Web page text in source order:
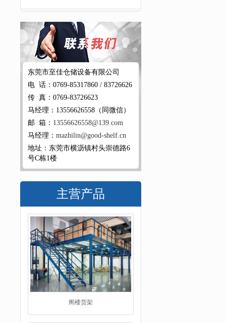
东莞市至佳仓储设备有限公司
电 话：0769-85317860 / 83726626
传 真：0769-83726623
马经理：13556626558（同微信）
邮 箱： 13556626558@139.com
马经理： mazhilin@good-shelf.cn
地址：东莞市横沥镇村头崇德路6
号C栋1楼
主营产品
阁楼货架